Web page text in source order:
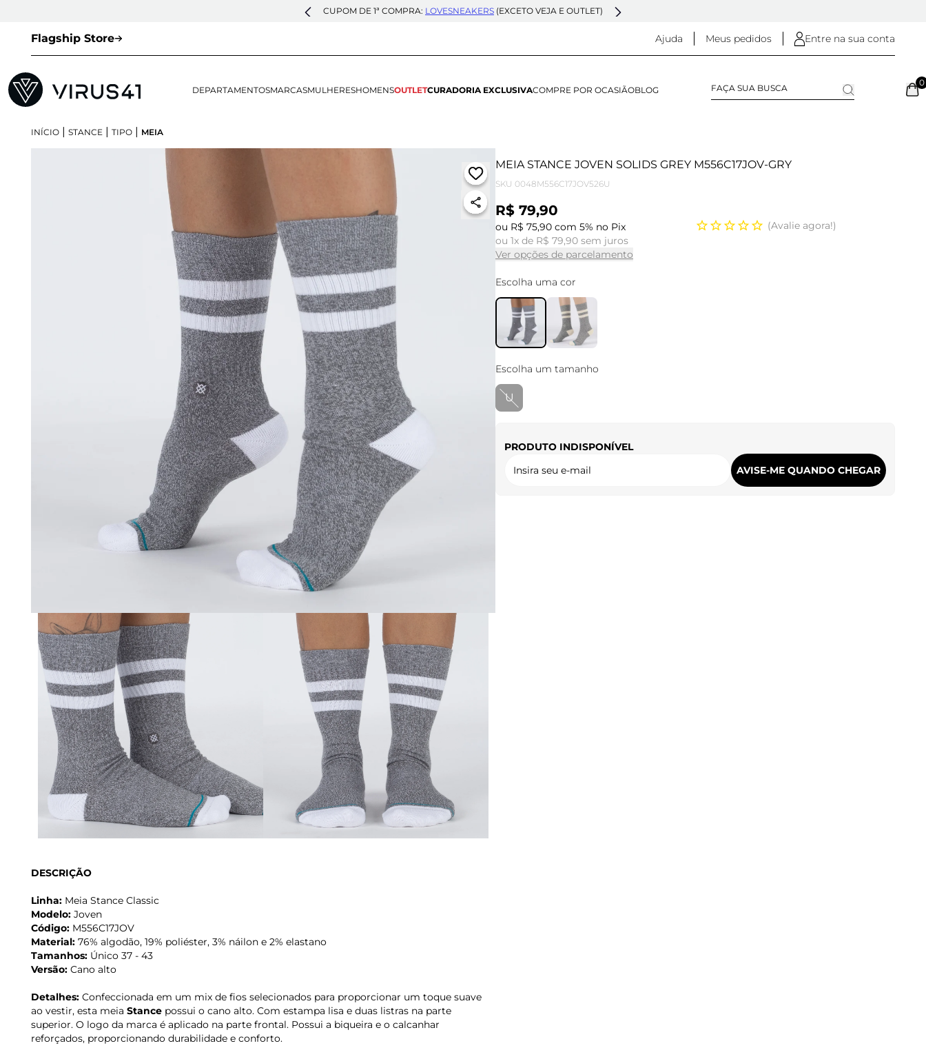
CUPOM DE 1ª COMPRA: LOVESNEAKERS (EXCETO VEJA E OUTLET)
Flagship Store Ajuda Meus pedidos Entre na sua conta
DEPARTAMENTOSMARCASMULHERESHOMENSOUTLETCURADORIA EXCLUSIVACOMPRE POR OCASIÃOBLOG
0
INÍCIO | STANCE | TIPO | MEIA
DESCRIÇÃO
Linha: Meia Stance Classic
Modelo: Joven
Código: M556C17JOV
Material: 76% algodão, 19% poliéster, 3% náilon e 2% elastano
Tamanhos: Único 37 - 43
Versão: Cano alto
Detalhes: Confeccionada em um mix de fios selecionados para proporcionar um toque suave
ao vestir, esta meia Stance possui o cano alto. Com estampa lisa e duas listras na parte
superior. O logo da marca é aplicado na parte frontal. Possui a biqueira e o calcanhar
reforçados, proporcionando durabilidade e conforto.
MEIA STANCE JOVEN SOLIDS GREY M556C17JOV-GRY
SKU 0048M556C17JOV526U
R$ 79,90
ou R$ 75,90 com 5% no Pix
ou 1x de R$ 79,90 sem juros
Ver opções de parcelamento
Avalie agora!
Escolha uma cor
Escolha um tamanho
U
PRODUTO INDISPONÍVEL
AVISE-ME QUANDO CHEGAR